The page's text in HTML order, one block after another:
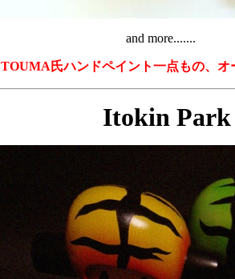
and more.......
TOUMA氏ハンドペイント一点もの、オ
Itokin Park